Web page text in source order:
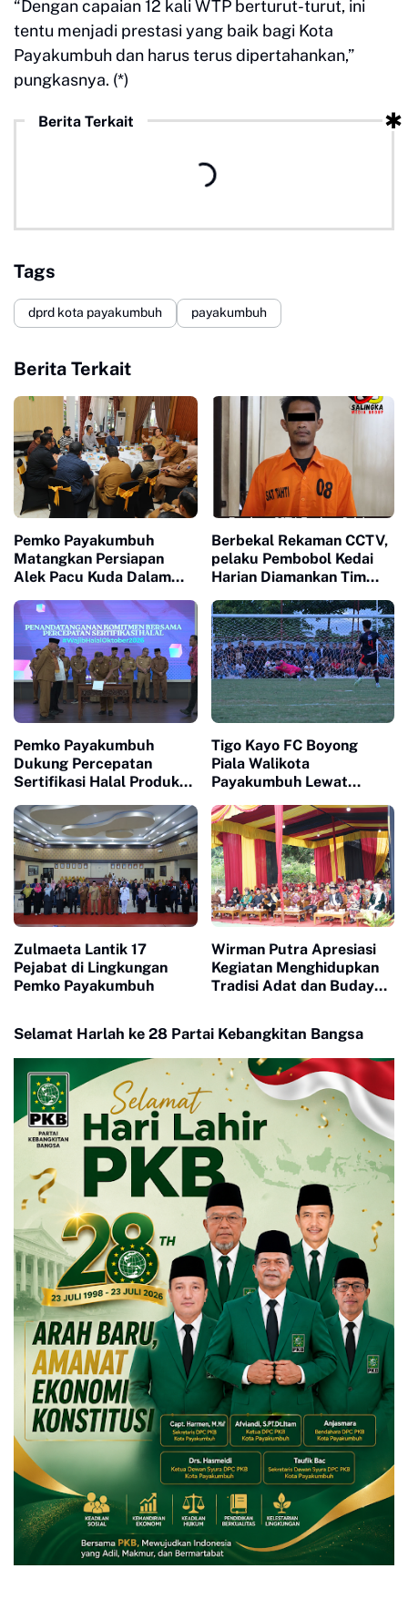
“Dengan capaian 12 kali WTP berturut-turut, ini
tentu menjadi prestasi yang baik bagi Kota
Payakumbuh dan harus terus dipertahankan,”
pungkasnya. (*)
Berita Terkait
Tags
dprd kota payakumbuh payakumbuh
Berita Terkait
Pemko Payakumbuh
Matangkan Persiapan
Alek Pacu Kuda Dalam
Berbekal Rekaman CCTV,
pelaku Pembobol Kedai
Harian Diamankan Tim
Payakumbuh
Pemko Payakumbuh
Dukung Percepatan
Sertifikasi Halal Produk
Tigo Kayo FC Boyong
Piala Walikota
Payakumbuh Lewat
Zulmaeta Lantik 17
Pejabat di Lingkungan
Pemko Payakumbuh
Wirman Putra Apresiasi
Kegiatan Menghidupkan
Tradisi Adat dan Budaya
Selamat Harlah ke 28 Partai Kebangkitan Bangsa